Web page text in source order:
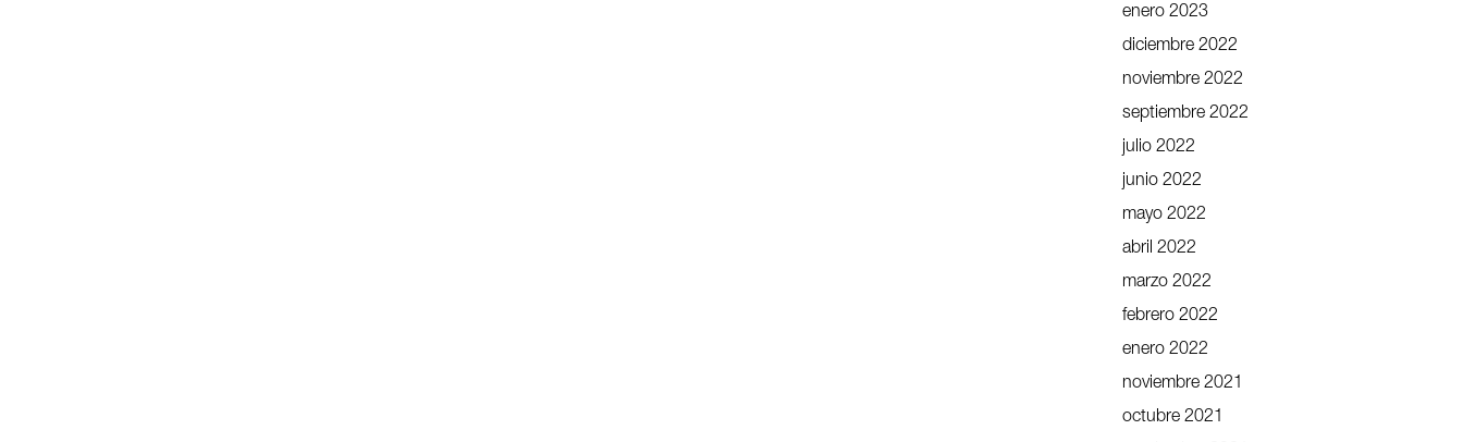
enero 2023
diciembre 2022
noviembre 2022
septiembre 2022
julio 2022
junio 2022
mayo 2022
abril 2022
marzo 2022
febrero 2022
enero 2022
noviembre 2021
octubre 2021